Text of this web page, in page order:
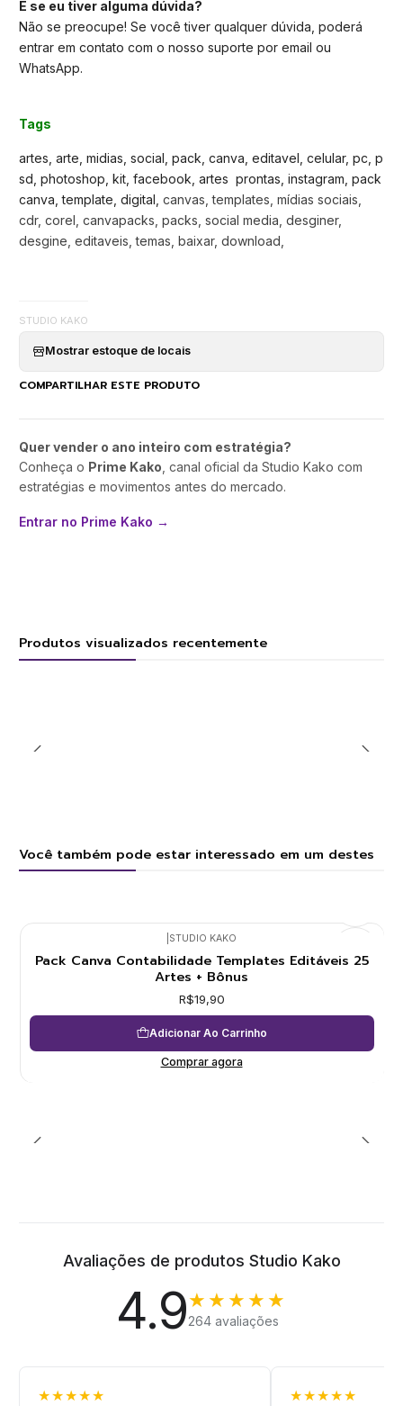
E se eu tiver alguma dúvida?
Não se preocupe! Se você tiver qualquer dúvida, poderá
entrar em contato com o nosso suporte por email ou
WhatsApp.
Tags
artes, arte, midias, social, pack, canva, editavel, celular, pc, p
sd, photoshop, kit, facebook, artes prontas, instagram, pack
canva, template, digital, canvas, templates, mídias sociais,
cdr, corel, canvapacks, packs, social media, desginer,
desgine, editaveis, temas, baixar, download,
STUDIO KAKO
Mostrar estoque de locais
COMPARTILHAR ESTE PRODUTO
Quer vender o ano inteiro com estratégia?
Conheça o Prime Kako , canal oficial da Studio Kako com
estratégias e movimentos antes do mercado.
Entrar no Prime Kako →
Produtos visualizados recentemente
Você também pode estar interessado em um destes
STUDIO KAKO
Pack Canva Contabilidade Templates Editáveis 25
Artes + Bônus
R$19,90
Adicionar Ao Carrinho
Comprar agora
Avaliações de produtos Studio Kako
4.9★★★★★
264 avaliações
★★★★★ ★★★★★